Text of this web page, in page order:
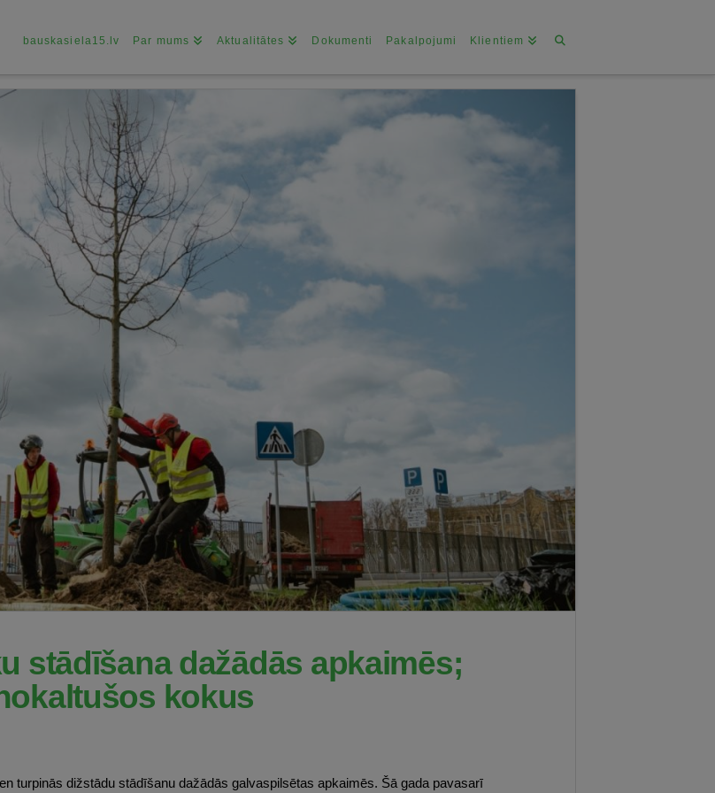
bauskasiela15.lv Par mums Aktualitātes Dokumenti Pakalpojumi Klientiem
stādīšana dažādās apkaimēs;
kokus
turpinās dižstādu stādīšanu dažādās galvaspilsētas apkaimēs. Šā gada pavasarī